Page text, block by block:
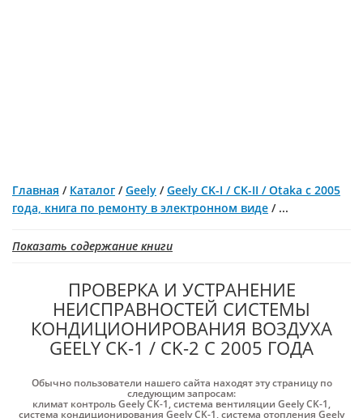
Главная / Каталог /Geely /Geely CK-I / CK-II / Otaka с 2005
года, книга по ремонту в электронном виде / ...
Показать содержание книги
ПРОВЕРКА И УСТРАНЕНИЕ
НЕИСПРАВНОСТЕЙ СИСТЕМЫ
КОНДИЦИОНИРОВАНИЯ ВОЗДУХА
GEELY CK-1 / CK-2 С 2005 ГОДА
Обычно пользователи нашего сайта находят эту страницу по
следующим запросам:
климат контроль Geely CK-1,система вентиляции Geely CK-1,
система кондиционирования Geely CK-1,система отопления Geely